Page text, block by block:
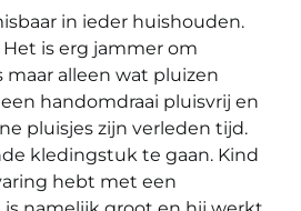
in ieder huishouden.
is erg jammer om
alleen wat pluizen
handomdraai pluisvrij en
pluisjes zijn verleden tijd.
kledingstuk te gaan. Kind
hebt met een